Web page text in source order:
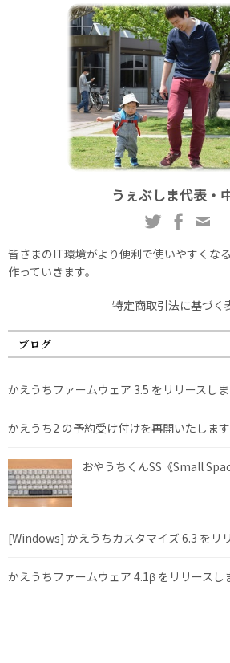
うぇぶしま代表・
皆さまのIT環境がより便利で使いやすくな
作っていきます。
特定商取引法に基づく
ブログ
かえうちファームウェア 3.5 をリリースし
かえうち2 の予約受け付けを再開いたします
おやうちくんSS《Small
[Windows] かえうちカスタマイズ 6.3 をリ
かえうちファームウェア 4.1β をリリースし